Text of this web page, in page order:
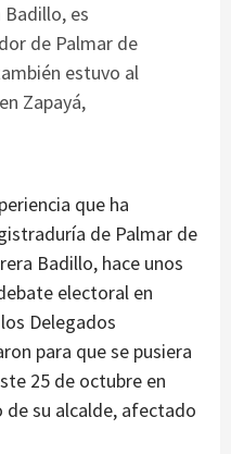
es
de Palmar de
estuvo al
Zapayá,
que ha
de Palmar de
Badillo, hace unos
electoral en
Delegados
para que se pusiera
25 de octubre en
su alcalde, afectado